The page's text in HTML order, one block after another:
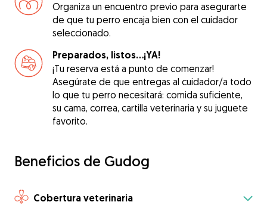
Organiza un encuentro previo para asegurarte
de que tu perro encaja bien con el cuidador
seleccionado.
Preparados, listos...¡YA!
¡Tu reserva está a punto de comenzar!
Asegúrate de que entregas al cuidador/a todo
lo que tu perro necesitará: comida suficiente,
su cama, correa, cartilla veterinaria y su juguete
favorito.
Beneficios de Gudog
Cobertura veterinaria